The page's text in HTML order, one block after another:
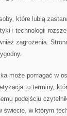
które lubią
i technologii
zagrożenia.
może pomagać w
to terminy,
podejściu
świecie, w którym